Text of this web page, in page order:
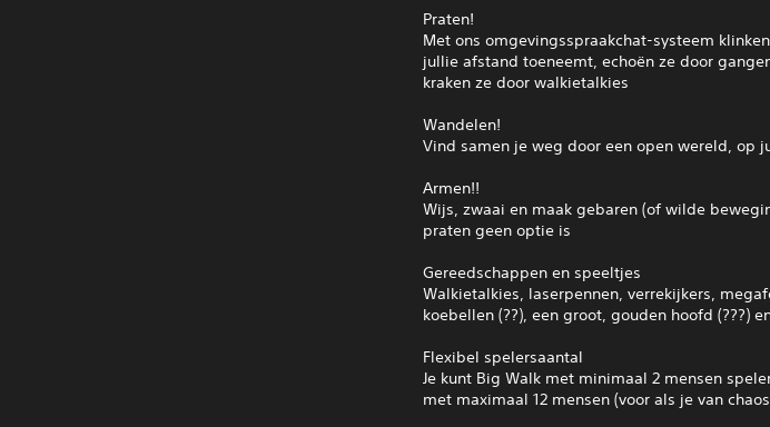
Praten!
Met ons omgevingsspraakchat-systeem
jullie afstand toeneemt, echoën ze door
kraken ze door walkietalkies
Wandelen!
Vind samen je weg door een open wereld, op
Armen!!
Wijs, zwaai en maak gebaren (of wilde
praten geen optie is
Gereedschappen en speeltjes
Walkietalkies, laserpennen, verrekijkers,
koebellen (??), een groot, gouden hoofd (???)
Flexibel spelersaantal
Je kunt Big Walk met minimaal 2 mensen
met maximaal 12 mensen (voor als je van